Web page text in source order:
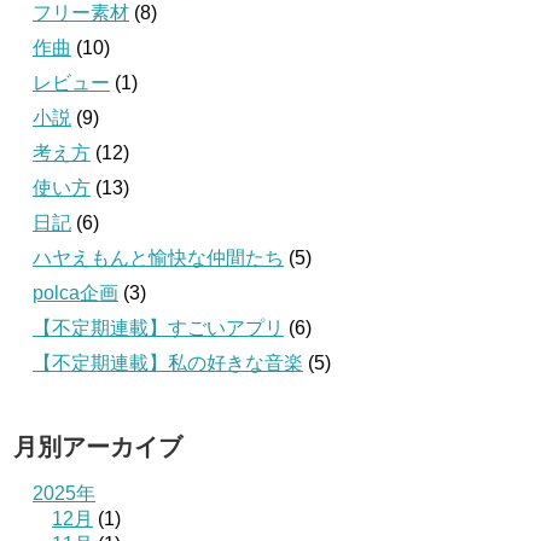
フリー素材 (8)
作曲 (10)
レビュー (1)
小説 (9)
考え方 (12)
使い方 (13)
日記 (6)
ハヤえもんと愉快な仲間たち (5)
polca企画 (3)
【不定期連載】すごいアプリ (6)
【不定期連載】私の好きな音楽 (5)
月別アーカイブ
2025年
12月 (1)